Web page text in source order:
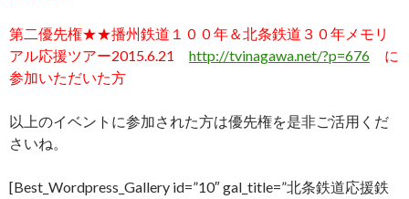
第二優先権★★播州鉄道１００年＆北条鉄道３０年メモリ
アル応援ツアー2015.6.21 http://tvinagawa.net/?p=676 に
参加いただいた方
以上のイベントに参加された方は優先権を是非ご活用くだ
さいね。
[Best_Wordpress_Gallery id=”10″ gal_title=”北条鉄道応援鉄